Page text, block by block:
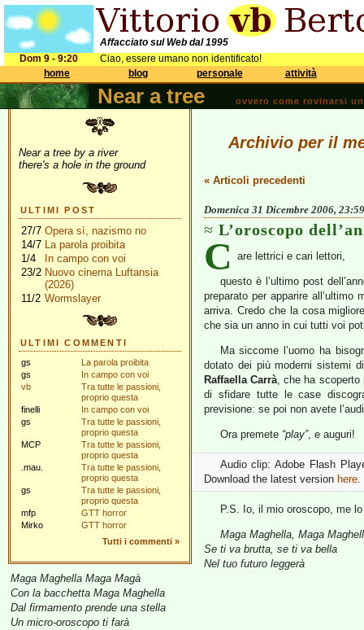
Affacciato sul Web dal 1995
Dom 9 - 9:20
Ciao, essere umano non identificato!
home
blog personale attività
Near a tree ovvero come rovinarsi
Near a tree by a river
there's a hole in the ground
ULTIMI POST
27/7 Opera sì, nazismo no
14/7 La parola proibita
1/4
In campo con voi
23/2 Nuovo cinema Luftansia
(2026)
11/2 Wormslayer
ULTIMI COMMENTI
gs
La parola proibita
gs
In campo con voi
vb
Tra tutte le passioni,
proprio questa
finelli
In campo con voi
gs
Tra tutte le passioni,
proprio questa
MCP
Tra tutte le passioni,
proprio questa
.mau.
Tra tutte le passioni,
proprio questa
gs
Tra tutte le passioni,
proprio questa
mfp
GTT horror
Mirko
GTT horror
Tutti i commenti »
Archivio per il
« Articoli precedenti
Domenica 31 Dicembre 2006, 23:59
L’oroscopo
C are lettrici e cari lettori,
questo è l’ultimo post
preparato per apparire
arriva. Credo che la cosa
che sia un anno in cui tutti voi
Ma siccome l’uomo ha
dotato dei più moderni sistemi
Raffaella Carrà, che ha scoperto
di sfidare tutte le case
previsione: se poi non avete
Ora premete “play”, e auguri!
Audio clip: Adobe Flash
Download the latest version here.
P.S. Io, il mio oroscopo, me
Maga Maghella, Maga
Se ti va brutta, se ti va bella
Nel tuo futuro leggerà
Maga Maghella Maga Magà
Con la bacchetta Maga Maghella
Dal firmamento prende una stella
Un micro-oroscopo ti farà